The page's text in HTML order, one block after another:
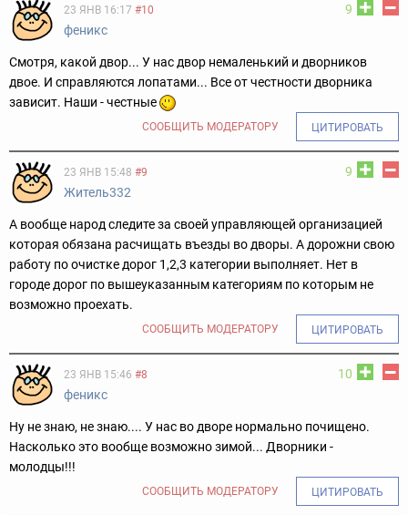
9
23 ЯНВ 16:17 #10
феникс
Смотря, какой двор... У нас двор немаленький и дворников
двое. И справляются лопатами... Все от честности дворника
зависит. Наши - честные
СООБЩИТЬ МОДЕРАТОРУ ЦИТИРОВАТЬ
9
23 ЯНВ 15:48 #9
Житель332
А вообще народ следите за своей управляющей организацией
которая обязана расчищать въезды во дворы. А дорожни свою
работу по очистке дорог 1,2,3 категории выполняет. Нет в
городе дорог по вышеуказанным категориям по которым не
возможно проехать.
СООБЩИТЬ МОДЕРАТОРУ ЦИТИРОВАТЬ
10
23 ЯНВ 15:46 #8
феникс
Ну не знаю, не знаю.... У нас во дворе нормально почищено.
Насколько это вообще возможно зимой... Дворники -
молодцы!!!
СООБЩИТЬ МОДЕРАТОРУ ЦИТИРОВАТЬ